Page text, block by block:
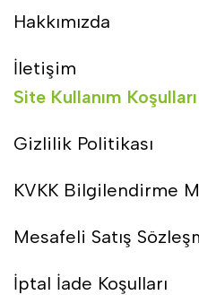
Hakkımızda
İletişim
Site Kullanım Koşulları
Gizlilik Politikası
KVKK Bilgilendirme
Mesafeli Satış
İptal İade Koşulları